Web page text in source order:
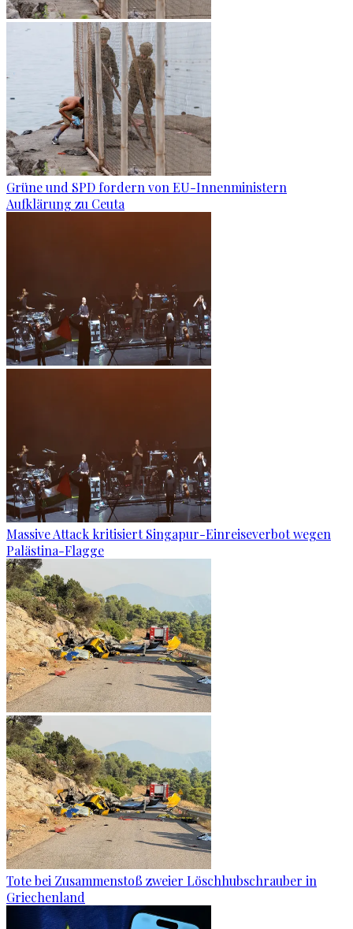
Grüne und SPD fordern von EU-Innenministern
Aufklärung zu Ceuta
Massive Attack kritisiert Singapur-Einreiseverbot wegen
Palästina-Flagge
Tote bei Zusammenstoß zweier Löschhubschrauber in
Griechenland